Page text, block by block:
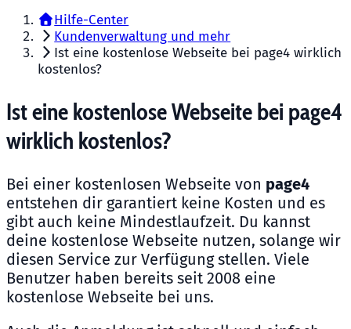
Hilfe-Center
Kundenverwaltung und mehr
Ist eine kostenlose Webseite bei page4 wirklich
kostenlos?
Ist eine kostenlose Webseite bei page4
wirklich kostenlos?
Bei einer kostenlosen Webseite von page4
entstehen dir garantiert keine Kosten und es
gibt auch keine Mindestlaufzeit. Du kannst
deine kostenlose Webseite nutzen, solange wir
diesen Service zur Verfügung stellen. Viele
Benutzer haben bereits seit 2008 eine
kostenlose Webseite bei uns.